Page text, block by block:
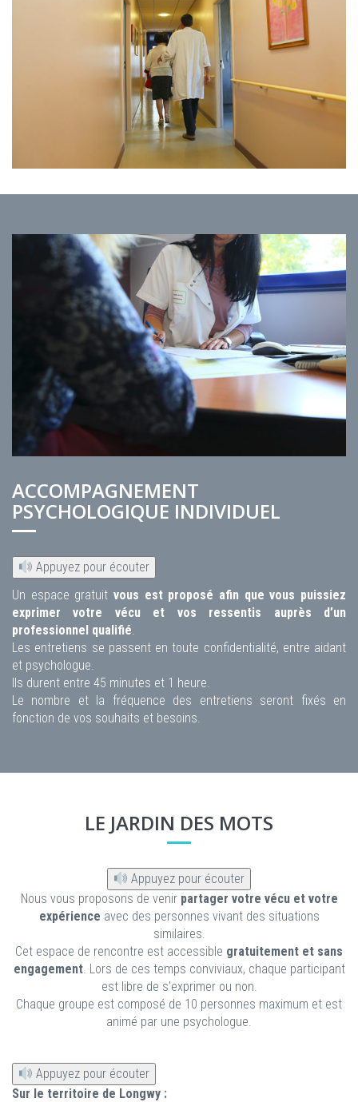
ACCOMPAGNEMENT
PSYCHOLOGIQUE INDIVIDUEL
Appuyez pour écouter
Un espace gratuit vous est proposé afin que vous puissiez
exprimer votre vécu et vos ressentis auprès d’un
professionnel qualifié.
Les entretiens se passent en toute confidentialité, entre aidant
et psychologue.
Ils durent entre 45 minutes et 1 heure.
Le nombre et la fréquence des entretiens seront fixés en
fonction de vos souhaits et besoins.
LE JARDIN DES MOTS
Appuyez pour écouter
Nous vous proposons de venir partager votre vécu et votre
expérience avec des personnes vivant des situations
similaires.
Cet espace de rencontre est accessible gratuitement et sans
engagement. Lors de ces temps conviviaux, chaque participant
est libre de s’exprimer ou non.
Chaque groupe est composé de 10 personnes maximum et est
animé par une psychologue.
Appuyez pour écouter
Sur le territoire de Longwy :